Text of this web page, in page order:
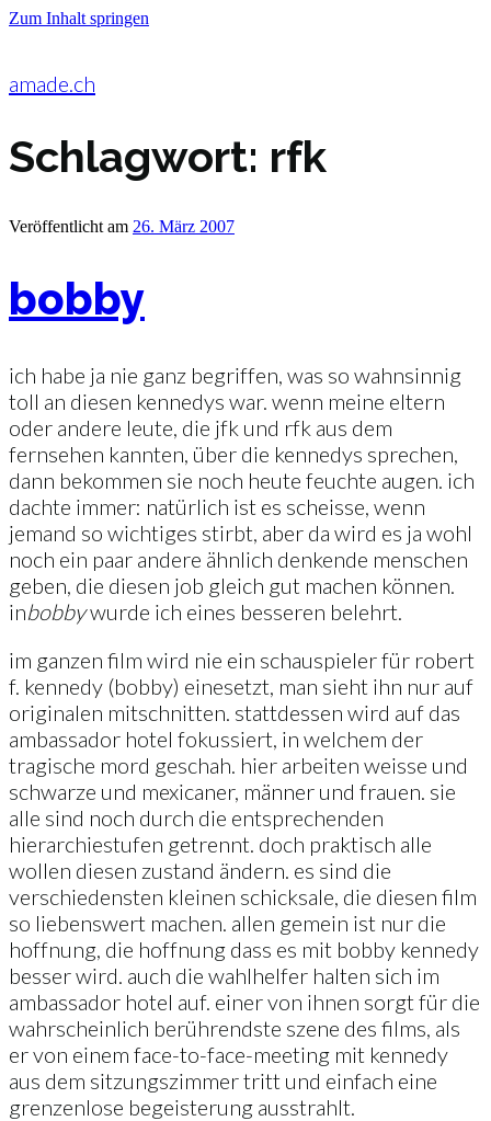
Zum Inhalt springen
amade.ch
Schlagwort: rfk
Veröffentlicht am 26. März 2007
bobby
ich habe ja nie ganz begriffen, was so wahnsinnig
toll an diesen kennedys war. wenn meine eltern
oder andere leute, die jfk und rfk aus dem
fernsehen kannten, über die kennedys sprechen,
dann bekommen sie noch heute feuchte augen. ich
dachte immer: natürlich ist es scheisse, wenn
jemand so wichtiges stirbt, aber da wird es ja wohl
noch ein paar andere ähnlich denkende menschen
geben, die diesen job gleich gut machen können.
inbobbywurde ich eines besseren belehrt.
im ganzen film wird nie ein schauspieler für robert
f. kennedy (bobby) einesetzt, man sieht ihn nur auf
originalen mitschnitten. stattdessen wird auf das
ambassador hotel fokussiert, in welchem der
tragische mord geschah. hier arbeiten weisse und
schwarze und mexicaner, männer und frauen. sie
alle sind noch durch die entsprechenden
hierarchiestufen getrennt. doch praktisch alle
wollen diesen zustand ändern. es sind die
verschiedensten kleinen schicksale, die diesen film
so liebenswert machen. allen gemein ist nur die
hoffnung, die hoffnung dass es mit bobby kennedy
besser wird. auch die wahlhelfer halten sich im
ambassador hotel auf. einer von ihnen sorgt für die
wahrscheinlich berührendste szene des films, als
er von einem face-to-face-meeting mit kennedy
aus dem sitzungszimmer tritt und einfach eine
grenzenlose begeisterung ausstrahlt.